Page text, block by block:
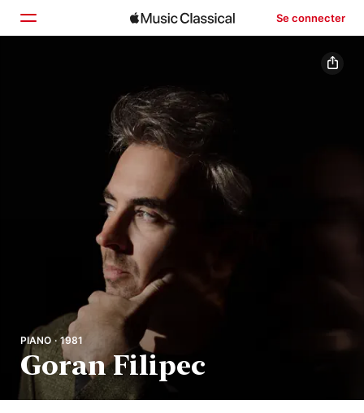
Se connecter
Parcourir
Rechercher
PIANO · 1981
Goran Filipec